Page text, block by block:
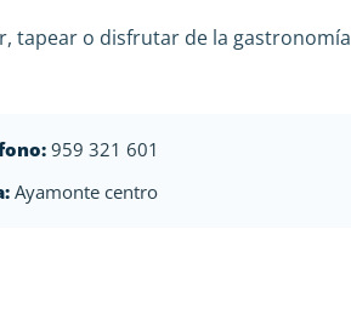
tapear o disfrutar de la gastronomía
959 321 601
Ayamonte centro